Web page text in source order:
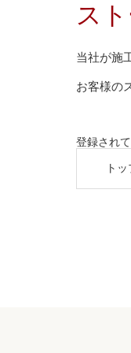
ス
当社が施
お客様の
登録され
ト